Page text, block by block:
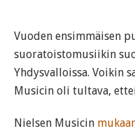
Vuoden ensimmäisen
suoratoistomusiikin
Yhdysvalloissa. Voikin
Musicin oli tultava,
Nielsen Musicin